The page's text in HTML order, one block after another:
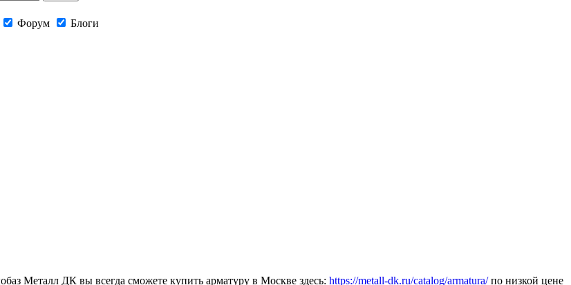
Форум
Блоги
Металл ДК вы всегда сможете купить арматуру в Москве здесь: https://metall-dk.ru/catalog/armatura/по низкой цене